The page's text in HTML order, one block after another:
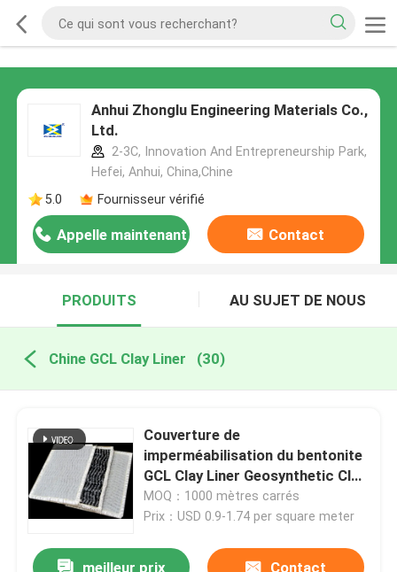
Anhui Zhonglu Engineering Materials Co.,
Ltd.
2-3C, Innovation And Entrepreneurship Park,
Hefei, Anhui, China,Chine
5.0
Fournisseur vérifié
Appelle maintenant Contact
PRODUITS AU SUJET DE NOUS
Chine GCL Clay Liner (30)
Couverture de
imperméabilisation du bentonite
GCL Clay Liner Geosynthetic Clay
Layer
MOQ：1000 mètres carrés
Prix：USD 0.9-1.74 per square meter
meilleur prix Contact